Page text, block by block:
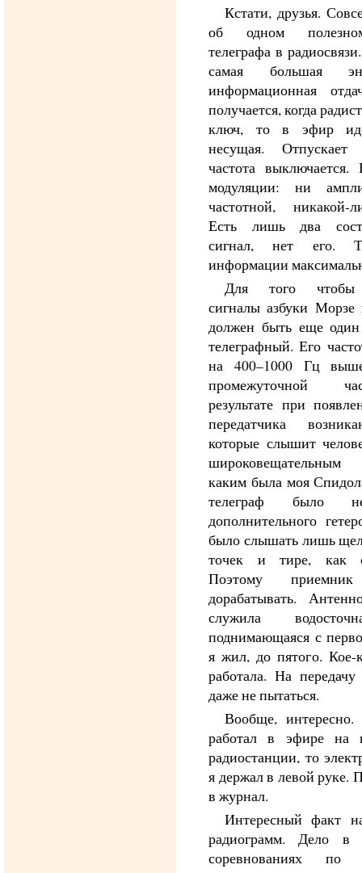
Кстати, друзья.
об одном
телеграфа в
самая большая
информационная
получается, когда
ключ, то в эфир
несущая.
частота
модуляции: ни
частотной, никакой-
Есть лишь два
сигнал, нет его.
информации
Для того чтобы
сигналы азбуки
должен быть еще один
телеграфный. Его
на 400–1000 Гц
промежуточной
результате при
передатчика
которые слышит
широковещательным
каким была моя
телеграф было
дополнительного
было слышать лишь
точек и тире, как
Поэтому
дорабатывать.
служила
поднимающаяся с
я жил, до пятого. Кое-
работала. На
даже не пытаться.
Вообще,
работал в эфире на
радиостанции, то
я держал в левой руке.
в журнал.
Интересный факт
радиограмм. Дело
соревнованиях по